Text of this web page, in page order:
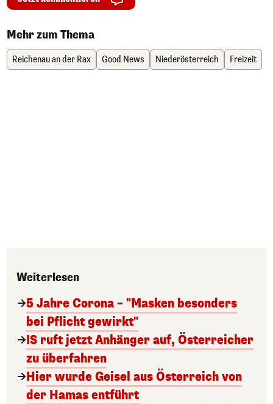
Mehr zum Thema
Reichenau an der Rax Good News Niederösterreich Freizeit
Weiterlesen
5 Jahre Corona – "Masken besonders
bei Pflicht gewirkt"
IS ruft jetzt Anhänger auf, Österreicher
zu überfahren
Hier wurde Geisel aus Österreich von
der Hamas entführt